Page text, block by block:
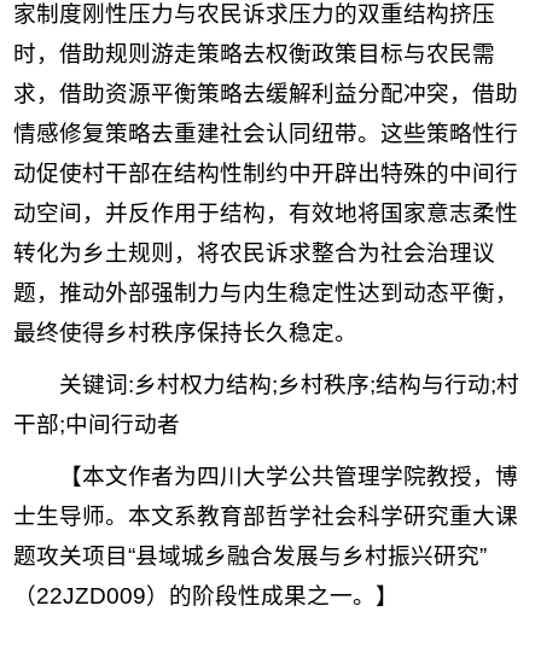
家制度刚性压力与农民诉求压力的双重结构挤压
时，借助规则游走策略去权衡政策目标与农民需
求，借助资源平衡策略去缓解利益分配冲突，借助
情感修复策略去重建社会认同纽带。这些策略性行
动促使村干部在结构性制约中开辟出特殊的中间行
动空间，并反作用于结构，有效地将国家意志柔性
转化为乡土规则，将农民诉求整合为社会治理议
题，推动外部强制力与内生稳定性达到动态平衡，
最终使得乡村秩序保持长久稳定。
关键词:乡村权力结构;乡村秩序;结构与行动;村
干部;中间行动者
【本文作者为四川大学公共管理学院教授，博
士生导师。本文系教育部哲学社会科学研究重大课
题攻关项目“县域城乡融合发展与乡村振兴研究”
（22JZD009）的阶段性成果之一。】